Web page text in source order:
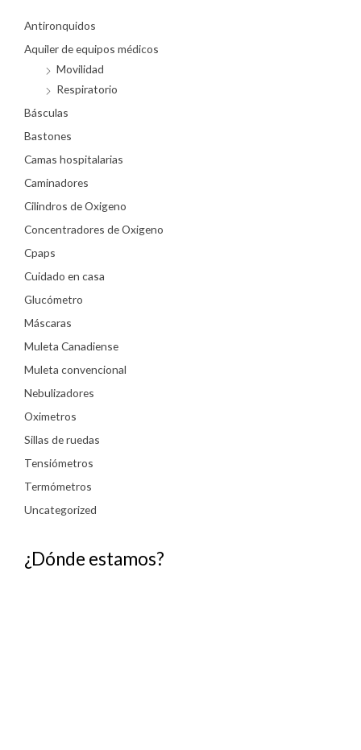
Antironquidos
Aquiler de equipos médicos
Movilidad
Respiratorio
Básculas
Bastones
Camas hospitalarias
Caminadores
Cilindros de Oxigeno
Concentradores de Oxigeno
Cpaps
Cuidado en casa
Glucómetro
Máscaras
Muleta Canadiense
Muleta convencional
Nebulizadores
Oximetros
Sillas de ruedas
Tensiómetros
Termómetros
Uncategorized
¿Dónde estamos?